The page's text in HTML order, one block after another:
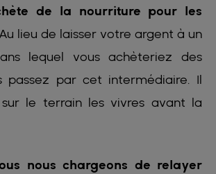
de la nourriture pour les
lieu de laisser votre argent à un
lequel vous achèteriez des
passez par cet intermédiaire. Il
le terrain les vivres avant la
nous chargeons de relayer